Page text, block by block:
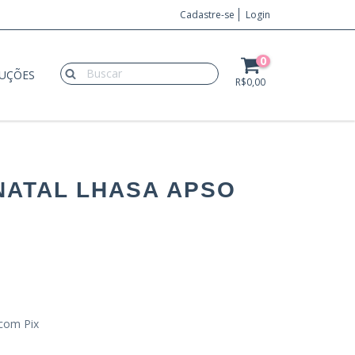
Cadastre-se Login
0
R$0,00
LHASA APSO
Pix